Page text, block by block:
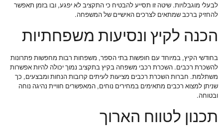
לבעלי מוגבלויות. שיטה זו תסייע להבטיח כי התקציב לא יפגע, ובו בזמן תאפשר
להחזיק ברכב שמתאים לצרכים האישיים של המשפחה.
הכנה לקיץ ונסיעות משפחתיות
בחודשי הקיץ, במיוחד עם חופשות בתי הספר, משפחות רבות מחפשות פתרונות
להשכרת רכבים. השכרת רכבי משפחה בקיץ בתקציב נמוך יכולה להיות אפשרות
משתלמת. חברות השכרת רכבים מציעות לעיתים קרובות הנחות ומבצעים, כך
שניתן למצוא רכבים מתאימים במחירים נוחים, המאפשרים חוויית נהיגה נוחה
ובטוחה.
תכנון לטווח הארוך